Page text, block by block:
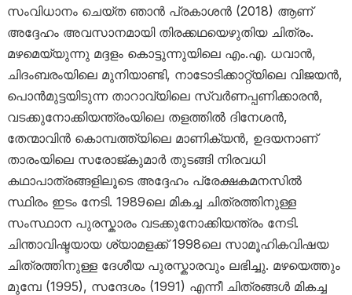
സംവിധാനം ചെയ്ത ഞാൻ പ്രകാശൻ (2018) ആണ്
അദ്ദേഹം അവസാനമായി തിരക്കഥയെഴുതിയ ചിത്രം.
മഴമെയ്യുന്നു മദ്ദളം കൊട്ടുന്നുയിലെ എം.എ. ധവാൻ,
ചിദംബരംയിലെ മുനിയാണ്ടി, നാടോടിക്കാറ്റ്യിലെ വിജയൻ,
പൊൻമുട്ടയിടുന്ന താറാവ്യിലെ സ്വർണപ്പണിക്കാരൻ,
വടക്കുനോക്കിയന്ത്രംയിലെ തളത്തിൽ ദിനേശൻ,
തേന്മാവിൻ കൊമ്പത്ത്യിലെ മാണിക്യൻ, ഉദയനാണ്
താരംയിലെ സരോജ്കുമാർ തുടങ്ങി നിരവധി
കഥാപാത്രങ്ങളിലൂടെ അദ്ദേഹം പ്രേക്ഷകമനസിൽ
സ്ഥിരം ഇടം നേടി. 1989ലെ മികച്ച ചിത്രത്തിനുള്ള
സംസ്ഥാന പുരസ്കാരം വടക്കുനോക്കിയന്ത്രം നേടി.
ചിന്താവിഷ്ടയായ ശ്യാമളക്ക് 1998ലെ സാമൂഹികവിഷയ
ചിത്രത്തിനുള്ള ദേശീയ പുരസ്കാരവും ലഭിച്ചു. മഴയെത്തും
മുമ്പേ (1995), സന്ദേശം (1991) എന്നീ ചിത്രങ്ങൾ മികച്ച